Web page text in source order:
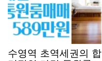
수영역 초역세권의 합